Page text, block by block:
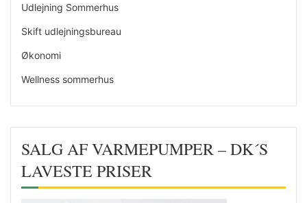
Udlejning Sommerhus
Skift udlejningsbureau
Økonomi
Wellness sommerhus
SALG AF VARMEPUMPER – DK´S
LAVESTE PRISER